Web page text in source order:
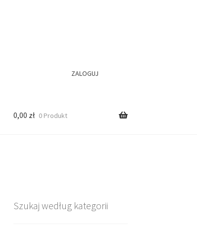
ZALOGUJ
0,00 zł 0 Produkt
Szukaj według kategorii